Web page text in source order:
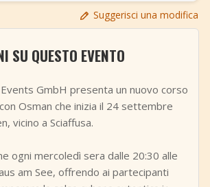
Suggerisci una modifica
SU QUESTO EVENTO
Events GmbH presenta un nuovo corso
Osman che inizia il 24 settembre
vicino a Sciaffusa.
ogni mercoledì sera dalle 20:30 alle
am See, offrendo ai partecipanti